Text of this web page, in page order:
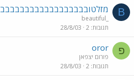
B מזלטובבבבבבבבבבבבבבבבבב
beautiful_
תגובות 2
28/8/03
פ oror
פורום יצפאן
תגובות 2
28/8/03